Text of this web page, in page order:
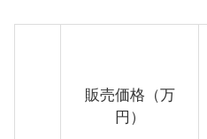
販売価格（万
円）